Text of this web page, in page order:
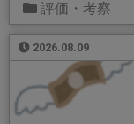
評価・考察
2026.08.09